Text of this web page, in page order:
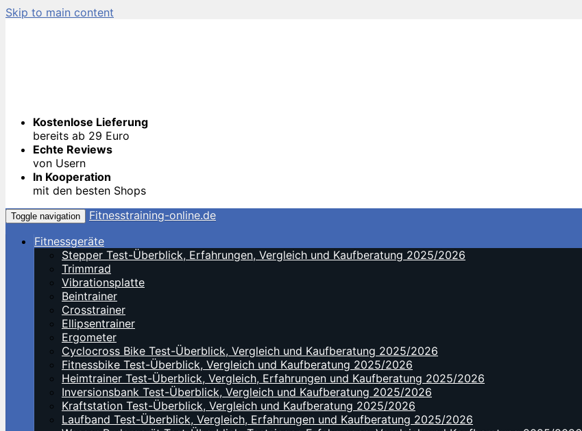
Skip to main content
Kostenlose Lieferung
bereits ab 29 Euro
Echte Reviews
von Usern
In Kooperation
mit den besten Shops
Toggle navigation
Fitnesstraining-online.de
Fitnessgeräte
Stepper Test-Überblick, Erfahrungen, Vergleich und Kaufberatung 2025/2026
Trimmrad
Vibrationsplatte
Beintrainer
Crosstrainer
Ellipsentrainer
Ergometer
Cyclocross Bike Test-Überblick, Vergleich und Kaufberatung 2025/2026
Fitnessbike Test-Überblick, Vergleich und Kaufberatung 2025/2026
Heimtrainer Test-Überblick, Vergleich, Erfahrungen und Kaufberatung 2025/2026
Inversionsbank Test-Überblick, Vergleich und Kaufberatung 2025/2026
Kraftstation Test-Überblick, Vergleich und Kaufberatung 2025/2026
Laufband Test-Überblick, Vergleich, Erfahrungen und Kaufberatung 2025/2026